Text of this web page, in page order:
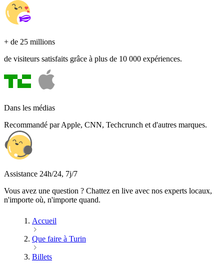
+ de 25 millions
de visiteurs satisfaits grâce à plus de 10 000 expériences.
Dans les médias
Recommandé par Apple, CNN, Techcrunch et d'autres marques.
Assistance 24h/24, 7j/7
Vous avez une question ? Chattez en live avec nos experts locaux,
n'importe où, n'importe quand.
Accueil
Que faire à Turin
Billets